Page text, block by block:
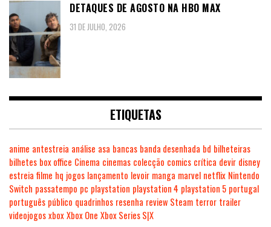
DETAQUES DE AGOSTO NA HBO MAX
31 DE JULHO, 2026
ETIQUETAS
anime antestreia análise asa bancas banda desenhada bd bilheteiras
bilhetes box office Cinema cinemas colecção comics crítica devir disney
estreia filme hq jogos lançamento levoir manga marvel netflix Nintendo
Switch passatempo pc playstation playstation 4 playstation 5 portugal
português público quadrinhos resenha review Steam terror trailer
videojogosxboxXbox One Xbox Series S|X